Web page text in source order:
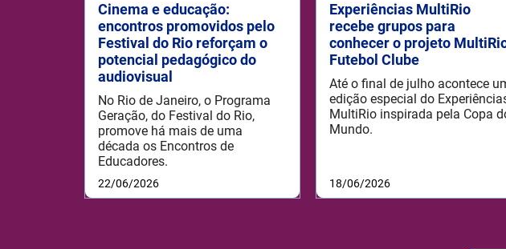
Cinema e educação:
encontros promovidos pelo
Festival do Rio reforçam o
potencial pedagógico do
audiovisual
No Rio de Janeiro, o Programa
Geração, do Festival do Rio,
promove há mais de uma
década os Encontros de
Educadores.
22/06/2026
Experiências MultiRio
recebe grupos para
conhecer o projeto
Futebol Clube
Até o final de julho acontece
edição especial do
MultiRio inspirada pela Copa
Mundo.
18/06/2026